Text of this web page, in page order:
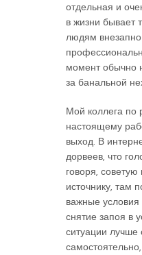
отдельная и
в жизни бывает
людям внезапно
момент обычно
за банальной
Мой коллега по
настоящему
выход. В
дорвеев, что
говоря,
источнику, там
важные
снятие запоя в
ситуации лучше